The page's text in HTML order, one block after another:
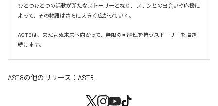
ひとつひとつの活動が新たなストーリーとなり、ファンとの出会いや応援に
よって、その物語はさらに大きく広がっていく。
AST8は、まだ見ぬ未来へ向かって、無限の可能性を持つストーリーを描き
続けます。
AST8の他のリリース： AST8